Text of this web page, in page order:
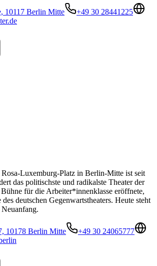
10117 Berlin Mitte
+49 30 28441225
Luxemburg-Platz in Berlin-Mitte ist seit
das politischste und radikalste Theater der
Bühne für die Arbeiter*innenklasse eröffnete,
deutschen Gegenwartstheaters. Heute steht
10178 Berlin Mitte
+49 30 24065777